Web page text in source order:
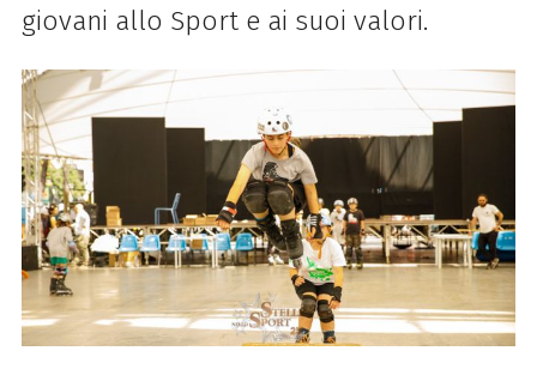
giovani allo Sport e ai suoi valori.